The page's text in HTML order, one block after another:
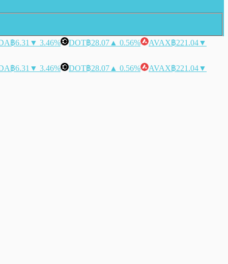
฿6.31 ▼ 3.46% DOT฿28.07 ▲ 0.56% AVAX฿221.04▼
฿6.31 ▼ 3.46% DOT฿28.07 ▲ 0.56% AVAX฿221.04▼